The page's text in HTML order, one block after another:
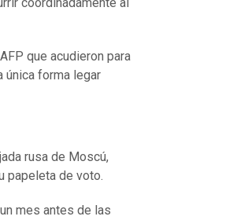
que acudieron para
única forma legar
rusa de Moscú,
papeleta de voto.
mes antes de las